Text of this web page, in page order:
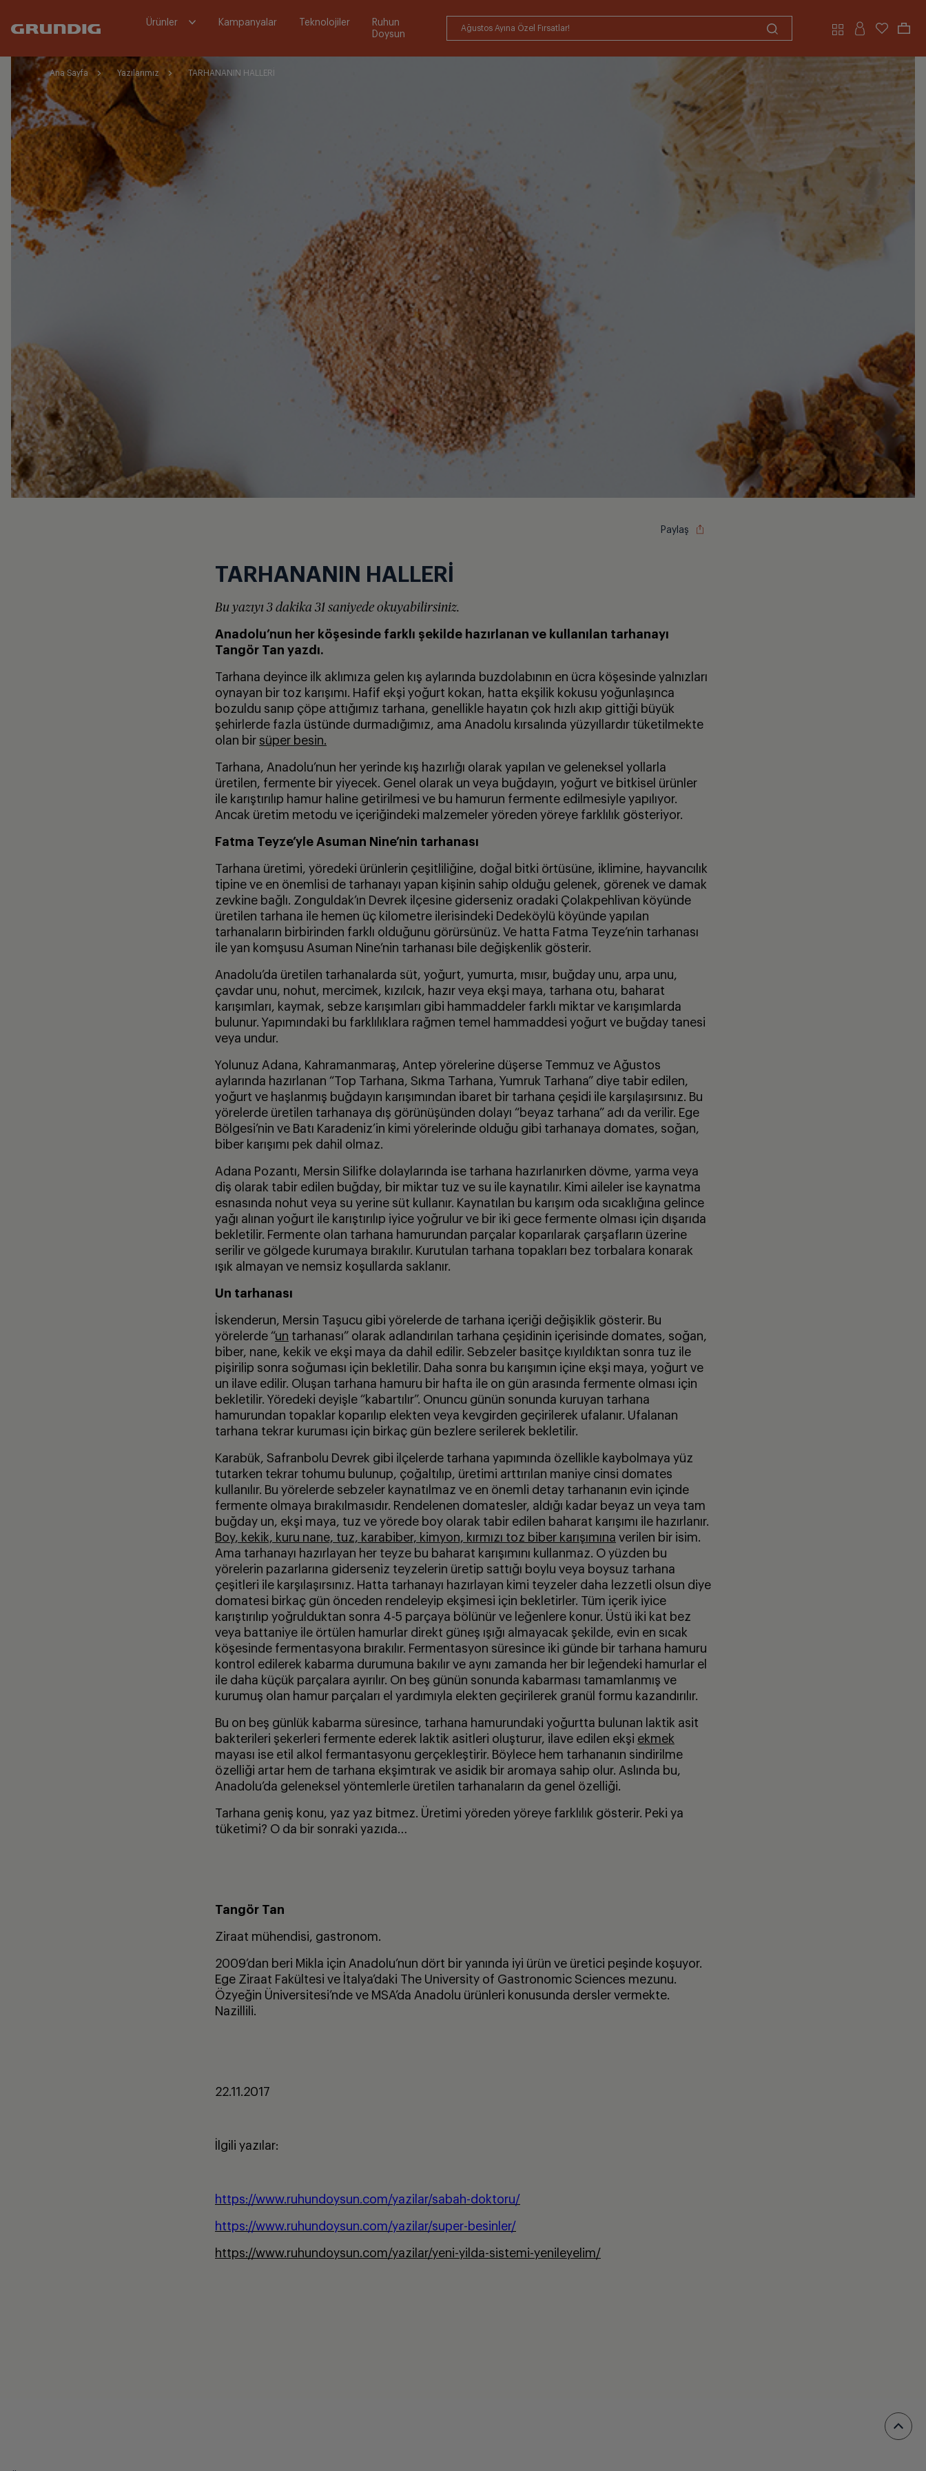
Ürünler Kampanyalar Teknolojiler
Ruhun
Doysun
Ağustos Ayına Özel Fırsatlar!
Ana Sayfa Yazılarımız TARHANANIN HALLERİ
Paylaş
TARHANANIN HALLERİ
Bu yazıyı 3 dakika 31 saniyede okuyabilirsiniz.
Anadolu’nun her köşesinde farklı şekilde hazırlanan ve kullanılan tarhanayı
Tangör Tan yazdı.
Tarhana deyince ilk aklımıza gelen kış aylarında buzdolabının en ücra köşesinde yalnızları
oynayan bir toz karışımı. Hafif ekşi yoğurt kokan, hatta ekşilik kokusu yoğunlaşınca
bozuldu sanıp çöpe attığımız tarhana, genellikle hayatın çok hızlı akıp gittiği büyük
şehirlerde fazla üstünde durmadığımız, ama Anadolu kırsalında yüzyıllardır tüketilmekte
olan bir süper besin.
Tarhana, Anadolu’nun her yerinde kış hazırlığı olarak yapılan ve geleneksel yollarla
üretilen, fermente bir yiyecek. Genel olarak un veya buğdayın, yoğurt ve bitkisel ürünler
ile karıştırılıp hamur haline getirilmesi ve bu hamurun fermente edilmesiyle yapılıyor.
Ancak üretim metodu ve içeriğindeki malzemeler yöreden yöreye farklılık gösteriyor.
Fatma Teyze’yle Asuman Nine’nin tarhanası
Tarhana üretimi, yöredeki ürünlerin çeşitliliğine, doğal bitki örtüsüne, iklimine, hayvancılık
tipine ve en önemlisi de tarhanayı yapan kişinin sahip olduğu gelenek, görenek ve damak
zevkine bağlı. Zonguldak’ın Devrek ilçesine giderseniz oradaki Çolakpehlivan köyünde
üretilen tarhana ile hemen üç kilometre ilerisindeki Dedeköylü köyünde yapılan
tarhanaların birbirinden farklı olduğunu görürsünüz. Ve hatta Fatma Teyze’nin tarhanası
ile yan komşusu Asuman Nine’nin tarhanası bile değişkenlik gösterir.
Anadolu’da üretilen tarhanalarda süt, yoğurt, yumurta, mısır, buğday unu, arpa unu,
çavdar unu, nohut, mercimek, kızılcık, hazır veya ekşi maya, tarhana otu, baharat
karışımları, kaymak, sebze karışımları gibi hammaddeler farklı miktar ve karışımlarda
bulunur. Yapımındaki bu farklılıklara rağmen temel hammaddesi yoğurt ve buğday tanesi
veya undur.
Yolunuz Adana, Kahramanmaraş, Antep yörelerine düşerse Temmuz ve Ağustos
aylarında hazırlanan “Top Tarhana, Sıkma Tarhana, Yumruk Tarhana” diye tabir edilen,
yoğurt ve haşlanmış buğdayın karışımından ibaret bir tarhana çeşidi ile karşılaşırsınız. Bu
yörelerde üretilen tarhanaya dış görünüşünden dolayı “beyaz tarhana” adı da verilir. Ege
Bölgesi’nin ve Batı Karadeniz’in kimi yörelerinde olduğu gibi tarhanaya domates, soğan,
biber karışımı pek dahil olmaz.
Adana Pozantı, Mersin Silifke dolaylarında ise tarhana hazırlanırken dövme, yarma veya
diş olarak tabir edilen buğday, bir miktar tuz ve su ile kaynatılır. Kimi aileler ise kaynatma
esnasında nohut veya su yerine süt kullanır. Kaynatılan bu karışım oda sıcaklığına gelince
yağı alınan yoğurt ile karıştırılıp iyice yoğrulur ve bir iki gece fermente olması için dışarıda
bekletilir. Fermente olan tarhana hamurundan parçalar koparılarak çarşafların üzerine
serilir ve gölgede kurumaya bırakılır. Kurutulan tarhana topakları bez torbalara konarak
ışık almayan ve nemsiz koşullarda saklanır.
Un tarhanası
İskenderun, Mersin Taşucu gibi yörelerde de tarhana içeriği değişiklik gösterir. Bu
yörelerde “un tarhanası” olarak adlandırılan tarhana çeşidinin içerisinde domates, soğan,
biber, nane, kekik ve ekşi maya da dahil edilir. Sebzeler basitçe kıyıldıktan sonra tuz ile
pişirilip sonra soğuması için bekletilir. Daha sonra bu karışımın içine ekşi maya, yoğurt ve
un ilave edilir. Oluşan tarhana hamuru bir hafta ile on gün arasında fermente olması için
bekletilir. Yöredeki deyişle “kabartılır”. Onuncu günün sonunda kuruyan tarhana
hamurundan topaklar koparılıp elekten veya kevgirden geçirilerek ufalanır. Ufalanan
tarhana tekrar kuruması için birkaç gün bezlere serilerek bekletilir.
Karabük, Safranbolu Devrek gibi ilçelerde tarhana yapımında özellikle kaybolmaya yüz
tutarken tekrar tohumu bulunup, çoğaltılıp, üretimi arttırılan maniye cinsi domates
kullanılır. Bu yörelerde sebzeler kaynatılmaz ve en önemli detay tarhananın evin içinde
fermente olmaya bırakılmasıdır. Rendelenen domatesler, aldığı kadar beyaz un veya tam
buğday un, ekşi maya, tuz ve yörede boy olarak tabir edilen baharat karışımı ile hazırlanır.
Boy, kekik, kuru nane, tuz, karabiber, kimyon, kırmızı toz biber karışımına verilen bir isim.
Ama tarhanayı hazırlayan her teyze bu baharat karışımını kullanmaz. O yüzden bu
yörelerin pazarlarına giderseniz teyzelerin üretip sattığı boylu veya boysuz tarhana
çeşitleri ile karşılaşırsınız. Hatta tarhanayı hazırlayan kimi teyzeler daha lezzetli olsun diye
domatesi birkaç gün önceden rendeleyip ekşimesi için bekletirler. Tüm içerik iyice
karıştırılıp yoğrulduktan sonra 4-5 parçaya bölünür ve leğenlere konur. Üstü iki kat bez
veya battaniye ile örtülen hamurlar direkt güneş ışığı almayacak şekilde, evin en sıcak
köşesinde fermentasyona bırakılır. Fermentasyon süresince iki günde bir tarhana hamuru
kontrol edilerek kabarma durumuna bakılır ve aynı zamanda her bir leğendeki hamurlar el
ile daha küçük parçalara ayırılır. On beş günün sonunda kabarması tamamlanmış ve
kurumuş olan hamur parçaları el yardımıyla elekten geçirilerek granül formu kazandırılır.
Bu on beş günlük kabarma süresince, tarhana hamurundaki yoğurtta bulunan laktik asit
bakterileri şekerleri fermente ederek laktik asitleri oluşturur, ilave edilen ekşi ekmek
mayası ise etil alkol fermantasyonu gerçekleştirir. Böylece hem tarhananın sindirilme
özelliği artar hem de tarhana ekşimtırak ve asidik bir aromaya sahip olur. Aslında bu,
Anadolu’da geleneksel yöntemlerle üretilen tarhanaların da genel özelliği.
Tarhana geniş konu, yaz yaz bitmez. Üretimi yöreden yöreye farklılık gösterir. Peki ya
tüketimi? O da bir sonraki yazıda…
Tangör Tan
Ziraat mühendisi, gastronom.
2009’dan beri Mikla için Anadolu’nun dört bir yanında iyi ürün ve üretici peşinde koşuyor.
Ege Ziraat Fakültesi ve İtalya’daki The University of Gastronomic Sciences mezunu.
Özyeğin Üniversitesi’nde ve MSA’da Anadolu ürünleri konusunda dersler vermekte.
Nazillili.
22.11.2017
İlgili yazılar:
https://www.ruhundoysun.com/yazilar/sabah-doktoru/
https://www.ruhundoysun.com/yazilar/super-besinler/
https://www.ruhundoysun.com/yazilar/yeni-yilda-sistemi-yenileyelim/